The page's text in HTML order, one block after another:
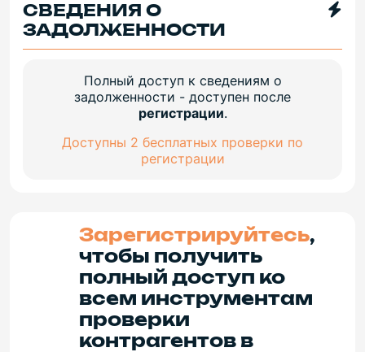
СВЕДЕНИЯ О
ЗАДОЛЖЕННОСТИ
Полный доступ к сведениям о
задолженности - доступен после
регистрации.
Доступны 2 бесплатных проверки по
регистрации
Зарегистрируйтесь,
чтобы получить
полный доступ ко
всем инструментам
проверки
контрагентов в